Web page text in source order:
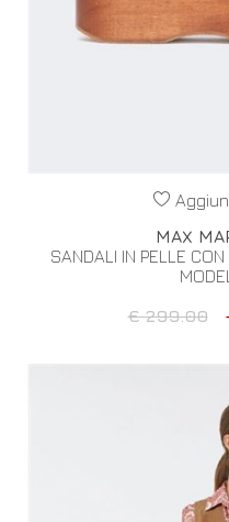
MAX
SANDALI IN PELLE CON
€ 299.00